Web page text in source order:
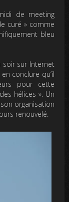
de meeting
curé » comme
bleu
sur Internet
conclure qu’il
pour cette
hélices ». Un
organisation
renouvelé.